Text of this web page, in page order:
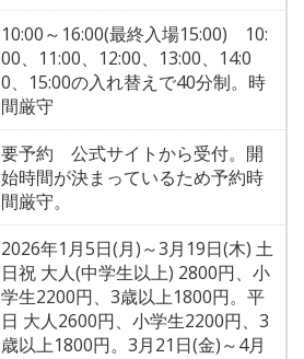
10:00～16:00(最終入場15:00) 10:
00、11:00、12:00、13:00、14:0
0、15:00の入れ替えで40分制。時
間厳守
要予約 公式サイトから受付。開
始時間が決まっているため予約時
間厳守。
2026年1月5日(月)～3月19日(木) 土
日祝 大人(中学生以上) 2800円、小
学生2200円、3歳以上1800円。平
日 大人2600円、小学生2200円、3
歳以上1800円。3月21日(金)～4月